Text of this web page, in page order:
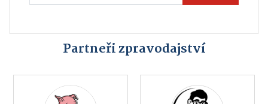
Partneři zpravodajství